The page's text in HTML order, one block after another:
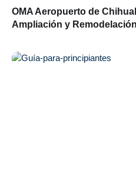
OMA Aeropuerto de
Ampliación y Remodelación